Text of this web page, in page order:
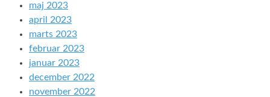
maj 2023
april 2023
marts 2023
februar 2023
januar 2023
december 2022
november 2022